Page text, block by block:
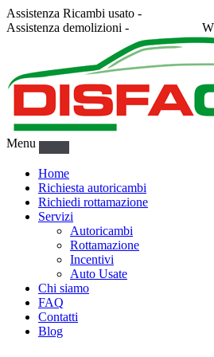
Assistenza Ricambi usato -
Assistenza demolizioni -
Menu
Home
Richiesta autoricambi
Richiedi rottamazione
Servizi
Autoricambi
Rottamazione
Incentivi
Auto Usate
Chi siamo
FAQ
Contatti
Blog